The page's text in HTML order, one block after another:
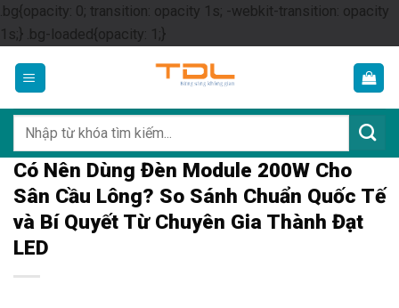
.bg{opacity: 0; transition: opacity 1s; -webkit-transition: opacity
1s;} .bg-loaded{opacity: 1;}Skip
content
kiếm:
Có Nên Dùng Đèn Module 200W Cho
Sân Cầu Lông? So Sánh Chuẩn Quốc Tế
và Bí Quyết Từ Chuyên Gia Thành Đạt
LED